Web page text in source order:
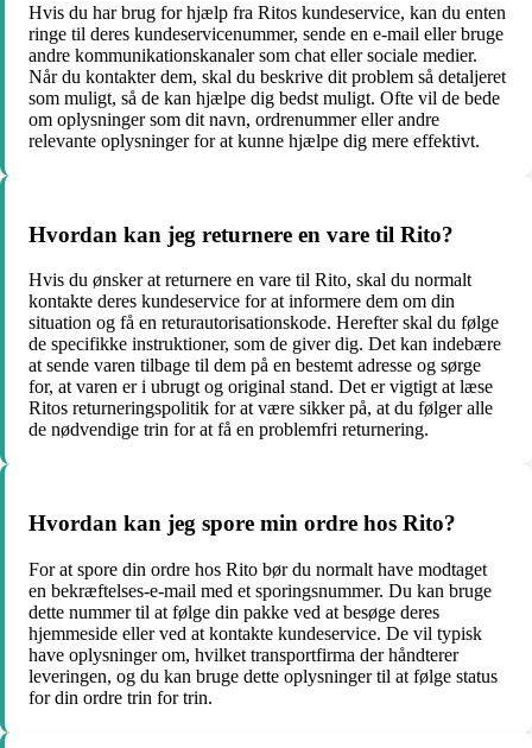
Hvis du har brug for hjælp fra Ritos kundeservice, kan du enten
ringe til deres kundeservicenummer, sende en e-mail eller bruge
andre kommunikationskanaler som chat eller sociale medier.
Når du kontakter dem, skal du beskrive dit problem så detaljeret
som muligt, så de kan hjælpe dig bedst muligt. Ofte vil de bede
om oplysninger som dit navn, ordrenummer eller andre
relevante oplysninger for at kunne hjælpe dig mere effektivt.
Hvordan kan jeg returnere en vare til Rito?
Hvis du ønsker at returnere en vare til Rito, skal du normalt
kontakte deres kundeservice for at informere dem om din
situation og få en returautorisationskode. Herefter skal du følge
de specifikke instruktioner, som de giver dig. Det kan indebære
at sende varen tilbage til dem på en bestemt adresse og sørge
for, at varen er i ubrugt og original stand. Det er vigtigt at læse
Ritos returneringspolitik for at være sikker på, at du følger alle
de nødvendige trin for at få en problemfri returnering.
Hvordan kan jeg spore min ordre hos Rito?
For at spore din ordre hos Rito bør du normalt have modtaget
en bekræftelses-e-mail med et sporingsnummer. Du kan bruge
dette nummer til at følge din pakke ved at besøge deres
hjemmeside eller ved at kontakte kundeservice. De vil typisk
have oplysninger om, hvilket transportfirma der håndterer
leveringen, og du kan bruge dette oplysninger til at følge status
for din ordre trin for trin.